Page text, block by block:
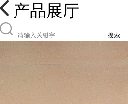
产品展厅
搜索